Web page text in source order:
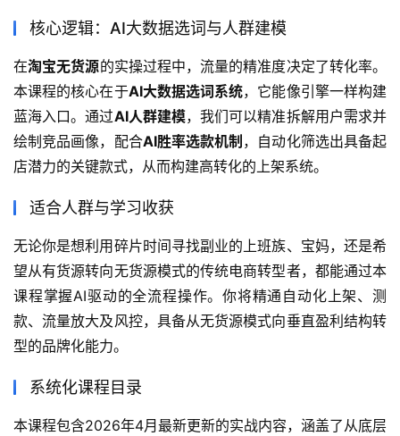
核心逻辑：AI大数据选词与人群建模
在淘宝无货源的实操过程中，流量的精准度决定了转化率。
本课程的核心在于AI大数据选词系统，它能像引擎一样构建
蓝海入口。通过AI人群建模，我们可以精准拆解用户需求并
绘制竞品画像，配合AI胜率选款机制 ，自动化筛选出具备起
店潜力的关键款式，从而构建高转化的上架系统。
适合人群与学习收获
无论你是想利用碎片时间寻找副业的上班族、宝妈，还是希
望从有货源转向无货源模式的传统电商转型者，都能通过本
课程掌握AI驱动的全流程操作。你将精通自动化上架、测
款、流量放大及风控，具备从无货源模式向垂直盈利结构转
型的品牌化能力。
系统化课程目录
本课程包含2026年4月最新更新的实战内容，涵盖了从底层